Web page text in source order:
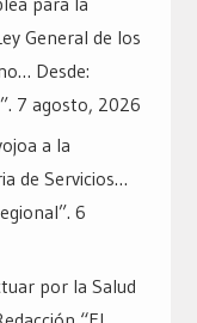
General de los
Desde:
7 agosto, 2026
a la
de Servicios…
6
por la Salud